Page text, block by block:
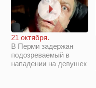
21 октября.
В Перми задержан
подозреваемый в
нападении на девушек